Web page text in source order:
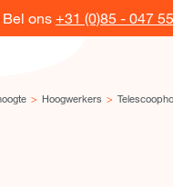
Bel ons +31 (0)85 - 047
Hoogwerkers